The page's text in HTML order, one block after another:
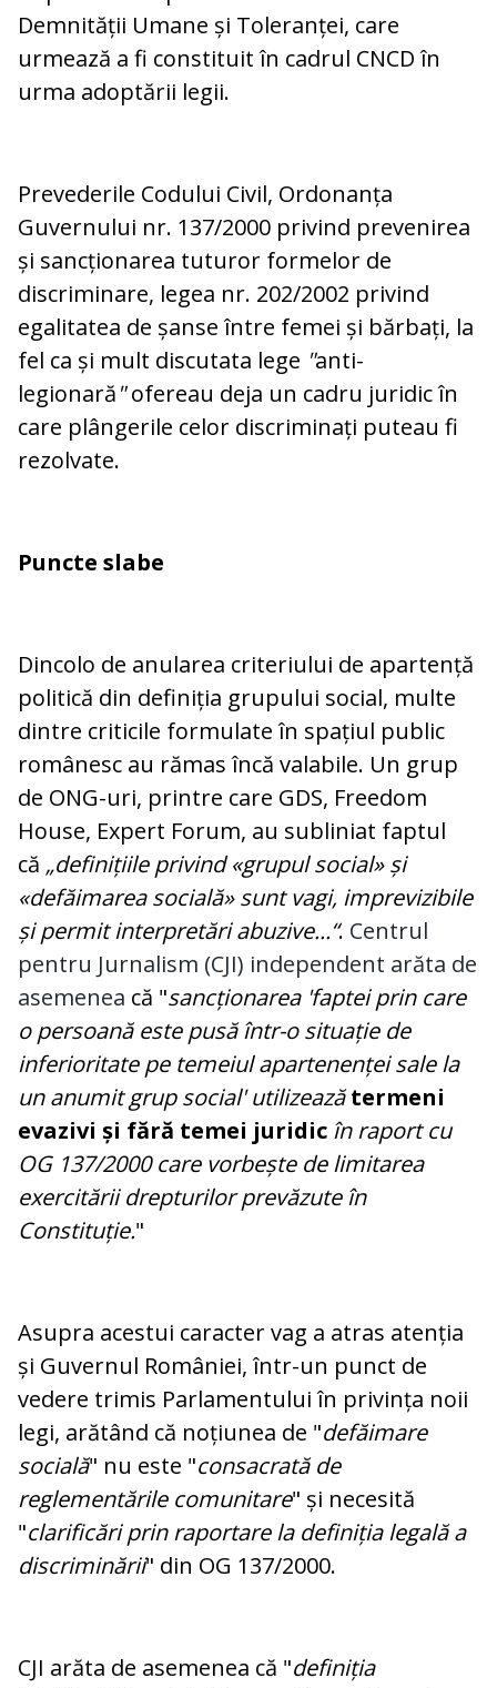
Demnității Umane și Toleranței, care
urmează a fi constituit în cadrul CNCD în
urma adoptării legii.
Prevederile Codului Civil, Ordonanța
Guvernului nr. 137/2000 privind prevenirea
și sancționarea tuturor formelor de
discriminare, legea nr. 202/2002 privind
egalitatea de șanse între femei și bărbați, la
fel ca și mult discutata lege "anti-
legionară"ofereau deja un cadru juridic în
care plângerile celor discriminați puteau fi
rezolvate.
Puncte slabe
Dincolo de anularea criteriului de apartență
politică din definiția grupului social, multe
dintre criticile formulate în spațiul public
românesc au rămas încă valabile. Un grup
de ONG-uri, printre care GDS, Freedom
House, Expert Forum, au subliniat faptul
că „definițiile privind «gru­pul social» și
«defăimarea socială» sunt vagi, imprevizibile
și permit interpretări abuzive...“. Centrul
pentru Jurnalism (CJI) independent arăta de
asemenea că "sancționarea 'faptei prin care
o persoană este pusă într-o situație de
inferioritate pe temeiul apartenenței sale la
un anumit grup social' utilizează termeni
evazivi și fără temei juridic în raport cu
OG 137/2000 care vorbește de limitarea
exercitării drepturilor prevăzute în
Constituție."
Asupra acestui caracter vag a atras atenția
și Guvernul României, într-un punct de
vedere trimis Parlamentului în privința noii
legi, arătând că noțiunea de "defăimare
socială" nu este "consacrată de
reglementările comunitare" și necesită
"clarificări prin raportare la definiția legală a
discriminării" din OG 137/2000.
CJI arăta de asemenea că "definiția